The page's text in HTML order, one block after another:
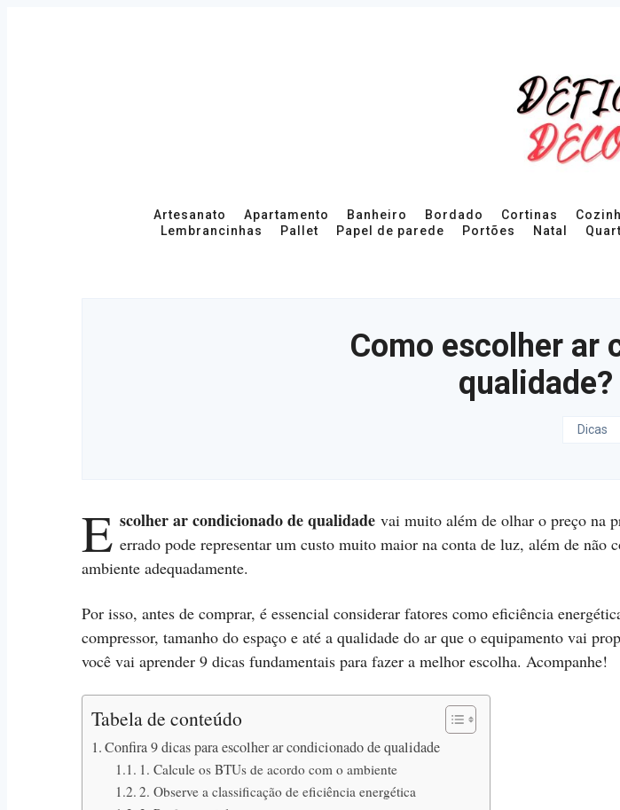
PrimaryArtesanato Apartamento Banheiro Bordado Cortinas
Lembrancinhas
Pallet Papel de parede Portões Natal
Como escolher ar
Dicas
E scolher ar condicionado de qualidade vai muito além de olhar o preço na
errado pode representar um custo muito maior na conta de luz, além de não
ambiente adequadamente.
Por isso, antes de comprar, é essencial considerar fatores como eficiência
compressor, tamanho do espaço e até a qualidade do ar que o equipamento vai
você vai aprender 9 dicas fundamentais para fazer a melhor escolha. Acompanhe!
Tabela de conteúdo
Confira 9 dicas para escolher ar condicionado de qualidade
1. Calcule os BTUs de acordo com o ambiente
2. Observe a classificação de eficiência energética